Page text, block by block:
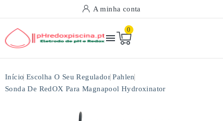
A minha conta

0
Início Escolha O Seu Regulador Pahlen
Sonda De RedOX Para Magnapool Hydroxinator